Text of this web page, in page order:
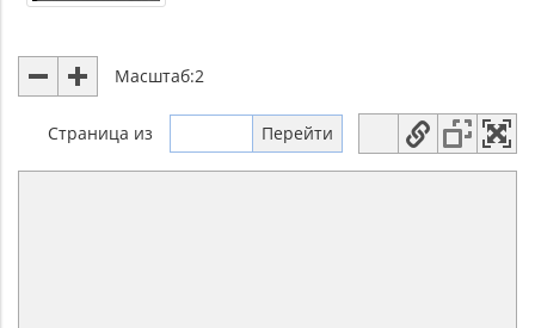
Масштаб:2
Страница из